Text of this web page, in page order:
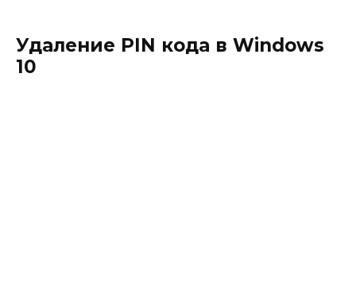
Удаление PIN кода в Windows
10